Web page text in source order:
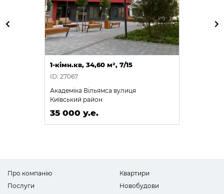
1-кімн.кв, 34,60 м², 7/15
ID: 27067
Академіка Вільямса вулиця
Київський район
35 000 у.е.
Про компанію
Послуги
Квартири
Новобудови